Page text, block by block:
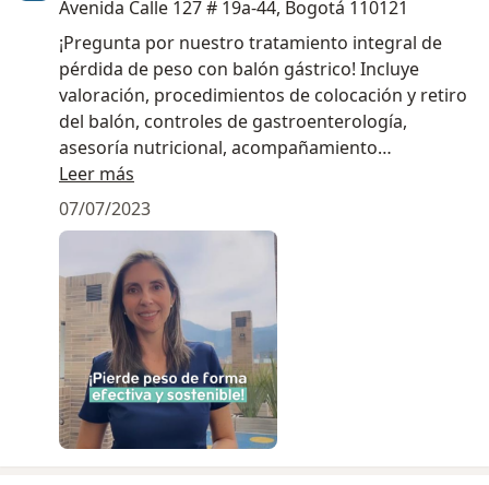
Avenida Calle 127 # 19a-44, Bogotá 110121
¡Pregunta por nuestro tratamiento integral de
pérdida de peso con balón gástrico! Incluye
valoración, procedimientos de colocación y retiro
del balón, controles de gastroenterología,
asesoría nutricional, acompañamiento
psicológico y un plan de entrenamiento. Precio
especial por el mes de julio!
Leer más
07/07/2023